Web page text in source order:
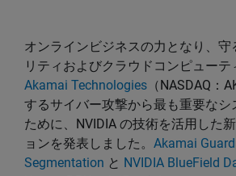
オンラインビジネスの力となり、守
リティおよびクラウドコンピューテ
Akamai Technologies （NASDAQ：
するサイバー攻撃から最も重要なシ
ために、NVIDIA の技術を活用した
ョンを発表しました。 Akamai
Segmentation と NVIDIA BlueField